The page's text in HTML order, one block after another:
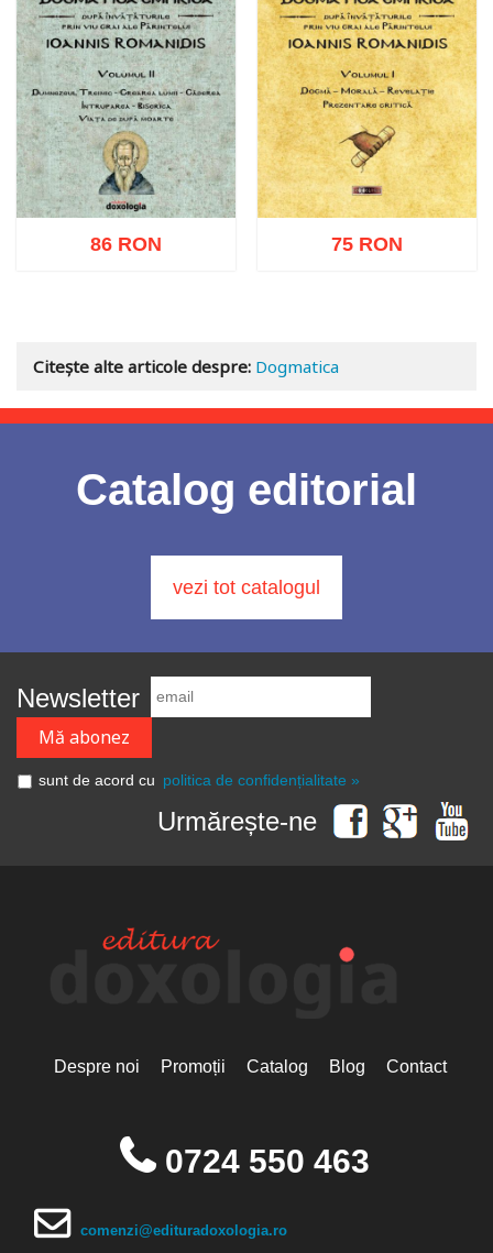
86 RON 75 RON
Citește alte articole despre: Dogmatica
Catalog editorial
vezi tot catalogul
Newsletter
sunt de acord cu politica de confidențialitate »
Urmărește-ne
Despre noi Promoții Catalog Blog Contact
0724 550 463
comenzi@edituradoxologia.ro